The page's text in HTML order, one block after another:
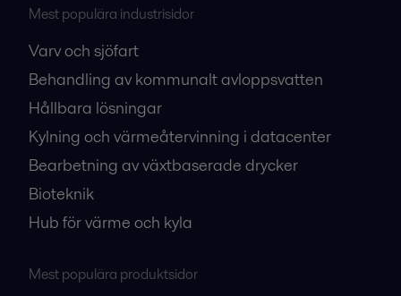
Mest populära industrisidor
Varv och sjöfart
Behandling av kommunalt avloppsvatten
Hållbara lösningar
Kylning och värmeåtervinning i datacenter
Bearbetning av växtbaserade drycker
Bioteknik
Hub för värme och kyla
Mest populära produktsidor